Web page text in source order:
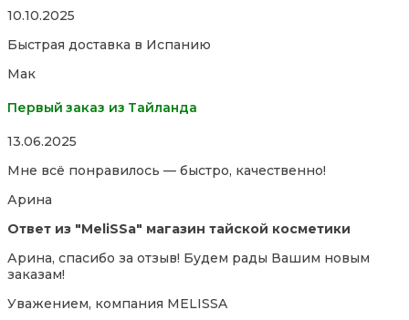
Rated
out
5
10.10.2025
Быстрая доставка в Испанию
Мак
Первый заказ из Тайланда
Rated
out
5
13.06.2025
Мне всё понравилось — быстро, качественно!
Арина
Ответ из "MeliSSa" магазин тайской косметики
Арина, спасибо за отзыв! Будем рады Вашим новым
заказам!
Уважением, компания MELISSA